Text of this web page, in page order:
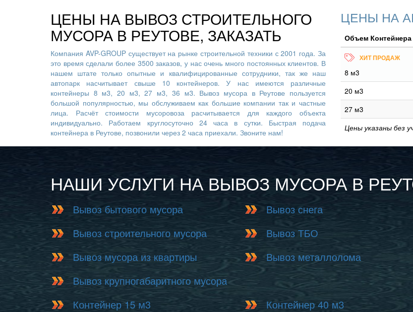
ЦЕНЫ НА ВЫВОЗ СТРОИТЕЛЬНОГО
МУСОРА В РЕУТОВЕ, ЗАКАЗАТЬ
Компания AVP-GROUP существует на рынке строительной техники с 2001 года. За
это время сделали более 3500 заказов, у нас очень много постоянных клиентов. В
нашем штате только опытные и квалифицированные сотрудники, так же наш
автопарк насчитывает свыше 10 контейнеров. У нас имеются различные
контейнеры 8 м3, 20 м3, 27 м3, 36 м3. Вывоз мусора в Реутове пользуется
большой популярностью, мы обслуживаем как большие компании так и частные
лица. Расчёт стоимости мусоровоза расчитывается для каждого объекта
индивидуально. Работаем круглосуточно 24 часа в сутки. Быстрая подача
контейнера в Реутове, позвонили через 2 часа приехали. Звоните нам!
ЦЕНЫ НА
Объем
8 м3
20 м3
27 м3
Цены указаны без
НАШИ УСЛУГИ НА ВЫВОЗ МУСОРА В
Вывоз бытового мусора
Вывоз строительного мусора
Вывоз мусора из квартиры
Вывоз крупногабаритного мусора
Вывоз снега
Вывоз ТБО
Вывоз металлолома
Контейнер 15 м3
Контейнер 40 м3